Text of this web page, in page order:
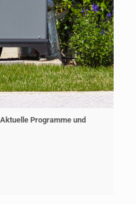
Programme und